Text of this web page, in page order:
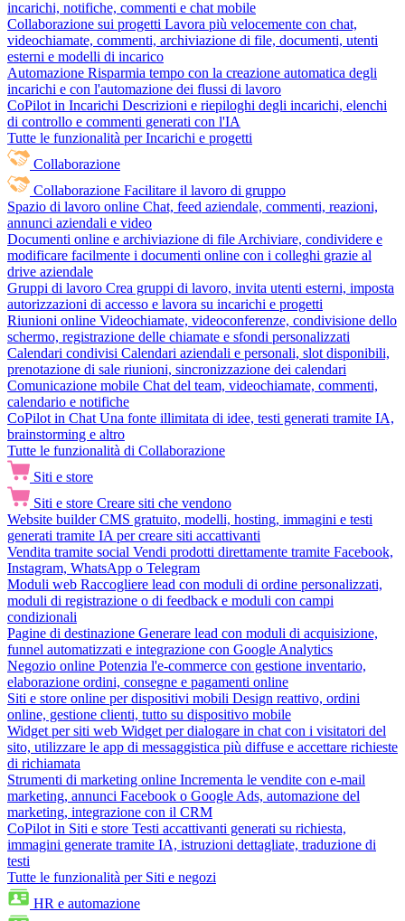
incarichi, notifiche, commenti e chat mobile
Collaborazione sui progetti Lavora più velocemente con chat,
videochiamate, commenti, archiviazione di file, documenti, utenti
esterni e modelli di incarico
Automazione Risparmia tempo con la creazione automatica degli
incarichi e con l'automazione dei flussi di lavoro
CoPilot in Incarichi Descrizioni e riepiloghi degli incarichi, elenchi
di controllo e commenti generati con l'IA
Tutte le funzionalità per Incarichi e progetti
Collaborazione
Collaborazione Facilitare il lavoro di gruppo
Spazio di lavoro online Chat, feed aziendale, commenti, reazioni,
annunci aziendali e video
Documenti online e archiviazione di file Archiviare, condividere e
modificare facilmente i documenti online con i colleghi grazie al
drive aziendale
Gruppi di lavoro Crea gruppi di lavoro, invita utenti esterni, imposta
autorizzazioni di accesso e lavora su incarichi e progetti
Riunioni online Videochiamate, videoconferenze, condivisione dello
schermo, registrazione delle chiamate e sfondi personalizzati
Calendari condivisi Calendari aziendali e personali, slot disponibili,
prenotazione di sale riunioni, sincronizzazione dei calendari
Comunicazione mobile Chat del team, videochiamate, commenti,
calendario e notifiche
CoPilot in Chat Una fonte illimitata di idee, testi generati tramite IA,
brainstorming e altro
Tutte le funzionalità di Collaborazione
Siti e store
Siti e store Creare siti che vendono
Website builder CMS gratuito, modelli, hosting, immagini e testi
generati tramite IA per creare siti accattivanti
Vendita tramite social Vendi prodotti direttamente tramite Facebook,
Instagram, WhatsApp o Telegram
Moduli web Raccogliere lead con moduli di ordine personalizzati,
moduli di registrazione o di feedback e moduli con campi
condizionali
Pagine di destinazione Generare lead con moduli di acquisizione,
funnel automatizzati e integrazione con Google Analytics
Negozio online Potenzia l'e-commerce con gestione inventario,
elaborazione ordini, consegne e pagamenti online
Siti e store online per dispositivi mobili Design reattivo, ordini
online, gestione clienti, tutto su dispositivo mobile
Widget per siti web Widget per dialogare in chat con i visitatori del
sito, utilizzare le app di messaggistica più diffuse e accettare richieste
di richiamata
Strumenti di marketing online Incrementa le vendite con e-mail
marketing, annunci Facebook o Google Ads, automazione del
marketing, integrazione con il CRM
CoPilot in Siti e store Testi accattivanti generati su richiesta,
immagini generate tramite IA, istruzioni dettagliate, traduzione di
testi
Tutte le funzionalità per Siti e negozi
HR e automazione